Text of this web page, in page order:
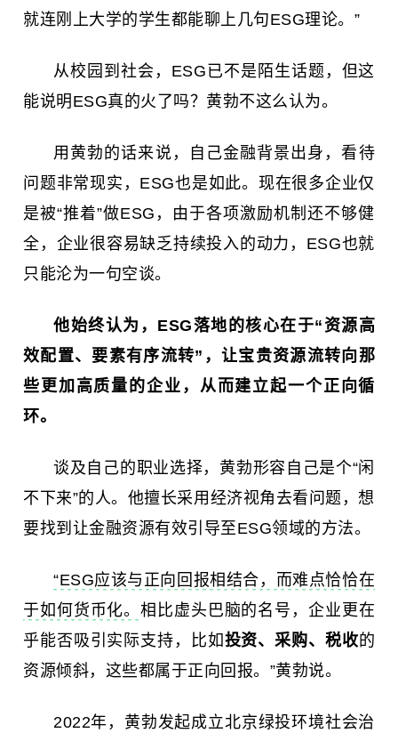
就连刚上大学的学生都能聊上几句ESG理论。”
从校园到社会，ESG已不是陌生话题，但这
能说明ESG真的火了吗？黄勃不这么认为。
用黄勃的话来说，自己金融背景出身，看待
问题非常现实，ESG也是如此。现在很多企业仅
是被“推着”做ESG，由于各项激励机制还不够健
全，企业很容易缺乏持续投入的动力，ESG也就
只能沦为一句空谈。
他始终认为，ESG落地的核心在于“资源高
效配置、要素有序流转”，让宝贵资源流转向那
些更加高质量的企业，从而建立起一个正向循
环。
谈及自己的职业选择，黄勃形容自己是个“闲
不下来”的人。他擅长采用经济视角去看问题，想
要找到让金融资源有效引导至ESG领域的方法。
“ESG应该与正向回报相结合，而难点恰恰在
于如何货币化。相比虚头巴脑的名号，企业更在
乎能否吸引实际支持，比如投资、采购、税收的
资源倾斜，这些都属于正向回报。”黄勃说。
2022年，黄勃发起成立北京绿投环境社会治